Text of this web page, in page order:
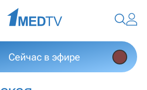
Сейчас в эфире